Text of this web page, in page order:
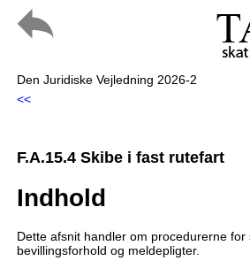
Den Juridiske Vejledning 2026-2
<<
F.A.15.4 Skibe i fast rutefart
Indhold
Dette afsnit handler om procedurerne for
bevillingsforhold og meldepligter.